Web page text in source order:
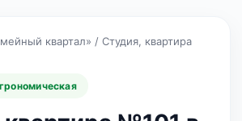
квартал» / Студия, квартира